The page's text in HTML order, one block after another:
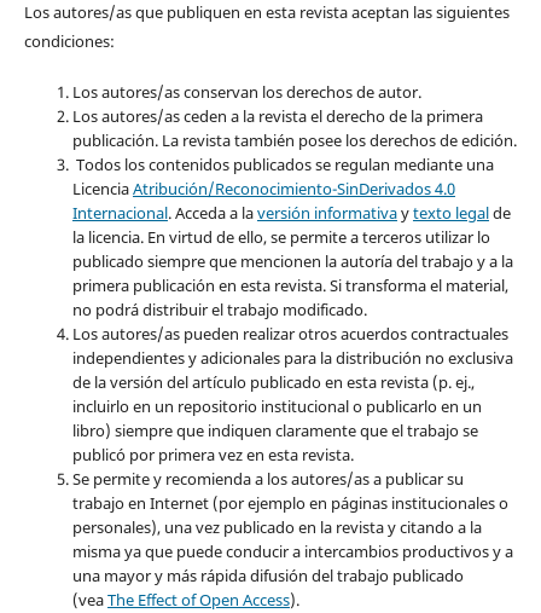
Los autores/as que publiquen en esta revista aceptan las siguientes
condiciones:
Los autores/as conservan los derechos de autor.
Los autores/as ceden a la revista el derecho de la primera
publicación. La revista también posee los derechos de edición.
Todos los contenidos publicados se regulan mediante una
LicenciaAtribución/Reconocimiento-SinDerivados 4.0
Internacional.Acceda a laversión informativaytexto legalde
la licencia. En virtud de ello, se permite a terceros utilizar lo
publicado siempre que mencionen la autoría del trabajo y a la
primera publicación en esta revista.Si transforma el material,
no podrá distribuir el trabajo modificado.
Los autores/as pueden realizar otros acuerdos contractuales
independientes y adicionales para la distribución no exclusiva
de la versión del artículo publicado en esta revista (p. ej.,
incluirlo en un repositorio institucional o publicarlo en un
libro) siempre que indiquen claramente que el trabajo se
publicó por primera vez en esta revista.
Se permite y recomienda a los autores/as a publicar su
trabajo en Internet (por ejemplo en páginas institucionales o
personales), una vez publicado en la revista y citando a la
misma ya que puede conducir a intercambios productivos y a
una mayor y más rápida difusión del trabajo publicado
(veaThe Effect of Open Access).